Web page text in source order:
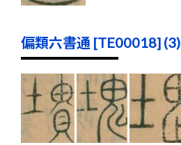
偏類六書通 [TE00018] (3)